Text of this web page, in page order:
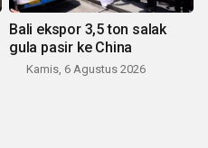
Bali ekspor 3,5 ton salak
gula pasir ke China
Kamis, 6 Agustus 2026